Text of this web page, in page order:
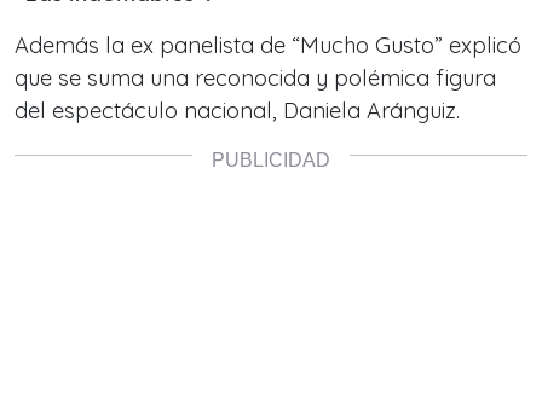
Además la ex panelista de “Mucho Gusto” explicó
que se suma una reconocida y polémica figura
del espectáculo nacional, Daniela Aránguiz.